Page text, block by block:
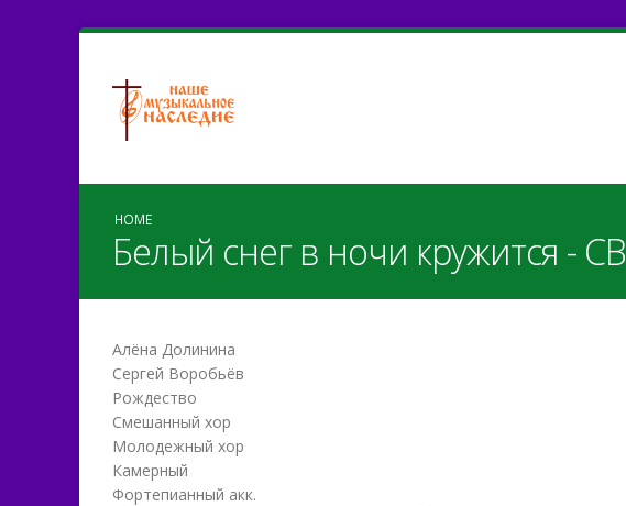
HOME
Белый снег в ночи кружится - СВ
Алёна Долинина
Сергей Воробьёв
Рождество
Смешанный хор
Молодежный хор
Камерный
Фортепианный акк.